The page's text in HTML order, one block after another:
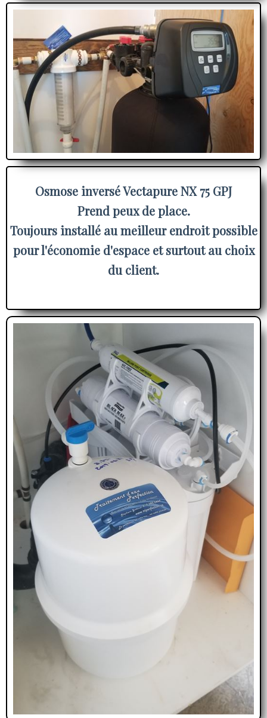
Osmose inversé Vectapure NX 75 GPJ
Prend peux de place.
Toujours installé au meilleur endroit possible
pour l'économie d'espace et surtout au choix
du client.